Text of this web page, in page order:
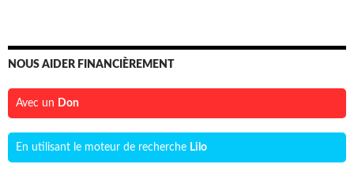
NOUS AIDER FINANCIÈREMENT
Avec un Don
En utilisant le moteur de recherche Lilo